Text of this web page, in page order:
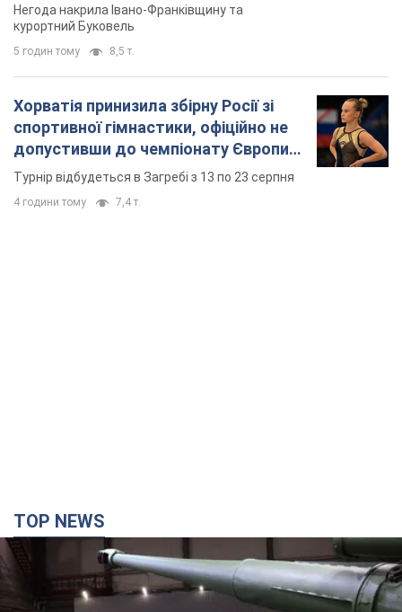
Думка, що в Росії закінчаться балістичні ракети, вкрай
небезпечна, наголосив експерт
2 години тому 12,8 т.